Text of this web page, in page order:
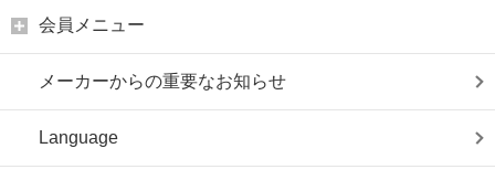
会員メニュー
メーカーからの重要なお知らせ
Language